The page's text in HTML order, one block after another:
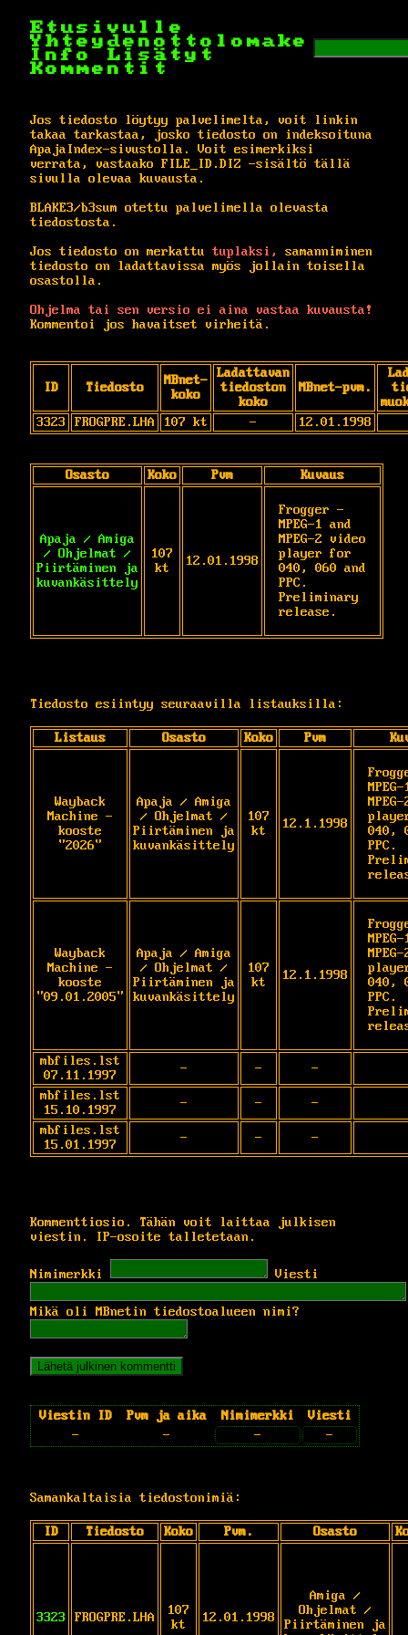
Etusivulle
Yhteydenottolomake
Info
Lisätyt
Kommentit
Jos tiedosto löytyy palvelimelta, voit linkin
takaa tarkastaa, josko tiedosto on indeksoituna
ApajaIndex-sivustolla. Voit esimerkiksi
verrata, vastaako FILE_ID.DIZ -sisältö tällä
sivulla olevaa kuvausta.
BLAKE3/b3sum otettu palvelimella olevasta
tiedostosta.
Jos tiedosto on merkattu tuplaksi,
samanniminen
tiedosto on ladattavissa myös jollain toisella
osastolla.
Ohjelma tai sen versio ei aina vastaa kuvausta!
Kommentoi jos havaitset virheitä.
ID Tiedosto
MBnet-
koko
Ladattavan
tiedoston
koko
MBnet-pvm.
3323
FROGPRE.LHA 107 kt - 12.01.1998
Osasto Koko Pvm Kuvaus
Apaja / Amiga
/ Ohjelmat /
Piirtäminen ja
kuvankäsittely
107
kt
12.01.1998
Frogger -
MPEG-1 and
MPEG-2 video
player for
040, 060 and
PPC.
Preliminary
release.
Tiedosto esiintyy seuraavilla listauksilla:
Listaus Osasto Koko Pvm
Wayback
Machine -
kooste
"2026"
Apaja / Amiga
/ Ohjelmat /
Piirtäminen ja
kuvankäsittely
107
kt
12.1.1998
040,
PPC.
Wayback
Machine -
kooste
"09.01.2005"
Apaja / Amiga
/ Ohjelmat /
Piirtäminen ja
kuvankäsittely
107
kt
12.1.1998
040,
PPC.
mbfiles.lst
07.11.1997
- -
-
mbfiles.lst
15.10.1997
- -
-
mbfiles.lst
15.01.1997
- - -
Kommenttiosio. Tähän voit laittaa julkisen
viestin. IP-osoite talletetaan.
Nimimerkki Viesti
Mikä oli MBnetin tiedostoalueen nimi?
Viestin ID Pvm ja aika Nimimerkki
Viesti
-
- - -
Samankaltaisia tiedostonimiä:
ID Tiedosto Koko Pvm. Osasto
3323 FROGPRE.LHA
107
kt
12.01.1998
Amiga /
Ohjelmat /
Piirtäminen ja